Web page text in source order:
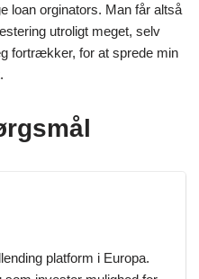
loan orginators. Man får altså
utroligt meget, selv
fortrækker, for at sprede min
platform i Europa.